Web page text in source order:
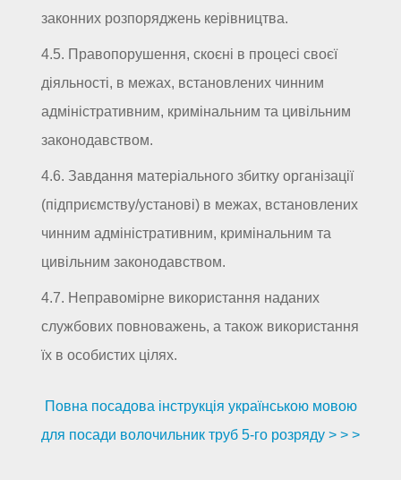
законних розпоряджень керівництва.
4.5. Правопорушення, скоєні в процесі своєї
діяльності, в межах, встановлених чинним
адміністративним, кримінальним та цивільним
законодавством.
4.6. Завдання матеріального збитку організації
(підприємству/установі) в межах, встановлених
чинним адміністративним, кримінальним та
цивільним законодавством.
4.7. Неправомірне використання наданих
службових повноважень, а також використання
їх в особистих цілях.
Повна посадова інструкція українською мовою
для посади волочильник труб 5-го розряду > > >